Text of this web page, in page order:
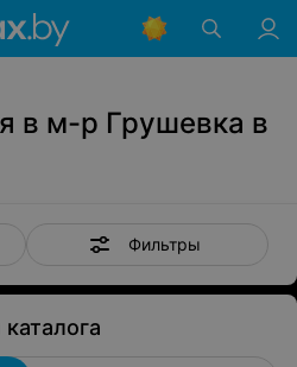
в м-р Грушевка в
Фильтры